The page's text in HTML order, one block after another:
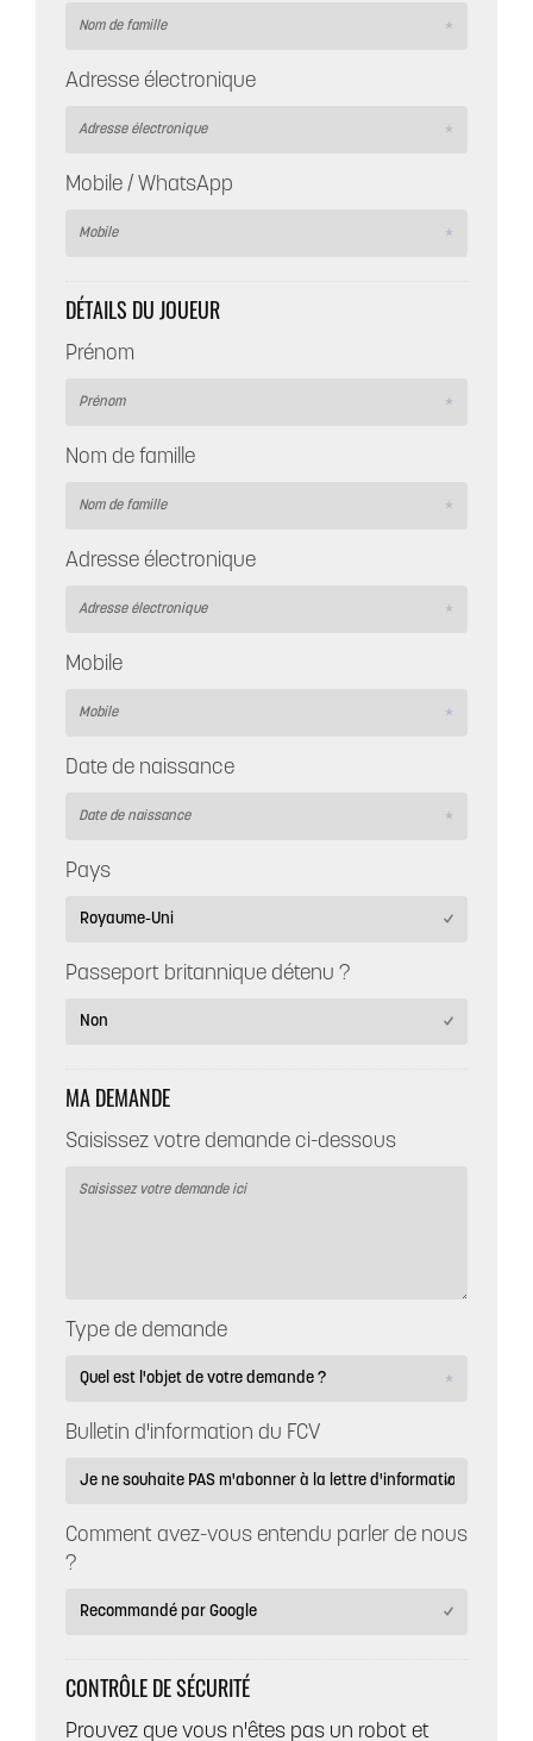
Adresse électronique
Mobile / WhatsApp
DÉTAILS DU JOUEUR
Prénom
Nom de famille
Adresse électronique
Mobile
Date de naissance
Pays
Passeport britannique détenu ?
MA DEMANDE
Saisissez votre demande ci-dessous
Type de demande
Bulletin d'information du FCV
Comment avez-vous entendu parler de nous
?
CONTRÔLE DE SÉCURITÉ
Prouvez que vous n'êtes pas un robot et